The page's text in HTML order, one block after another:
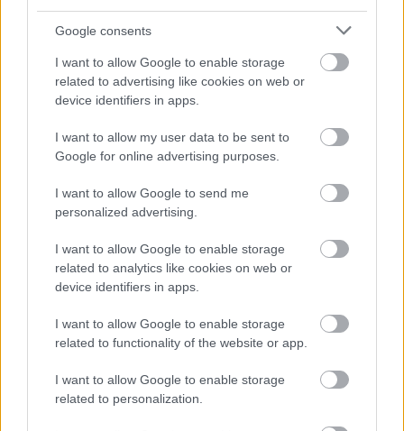
Google consents
I want to allow Google to enable storage
related to advertising like cookies on web or
device identifiers in apps.
I want to allow my user data to be sent to
Google for online advertising purposes.
I want to allow Google to send me
personalized advertising.
I want to allow Google to enable storage
related to analytics like cookies on web or
device identifiers in apps.
I want to allow Google to enable storage
related to functionality of the website or app.
I want to allow Google to enable storage
related to personalization.
egészségügyi informatikában
Technológia | 2025.11.27 11:41
A digitális tájékozatlanság a
Biztonság| 2025.11.25 13:35
legmodernebb gázhálózati
raktárát Gödöllőn
Vállalkozásokat tehetnek tönkre
a zsarolóvírus-támadások
Nexperia - a chipháború csak
most kezd igazán élesedni
Tech| 2025.11.20 11:20